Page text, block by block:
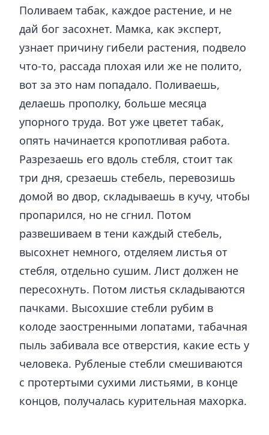
Поливаем табак, каждое растение, и не
дай бог засохнет. Мамка, как эксперт,
узнает причину гибели растения, подвело
что-то, рассада плохая или же не полито,
вот за это нам попадало. Поливаешь,
делаешь прополку, больше месяца
упорного труда. Вот уже цветет табак,
опять начинается кропотливая работа.
Разрезаешь его вдоль стебля, стоит так
три дня, срезаешь стебель, перевозишь
домой во двор, складываешь в кучу, чтобы
пропарился, но не сгнил. Потом
развешиваем в тени каждый стебель,
высохнет немного, отделяем листья от
стебля, отдельно сушим. Лист должен не
пересохнуть. Потом листья складываются
пачками. Высохшие стебли рубим в
колоде заостренными лопатами, табачная
пыль забивала все отверстия, какие есть у
человека. Рубленые стебли смешиваются
с протертыми сухими листьями, в конце
концов, получалась курительная махорка.